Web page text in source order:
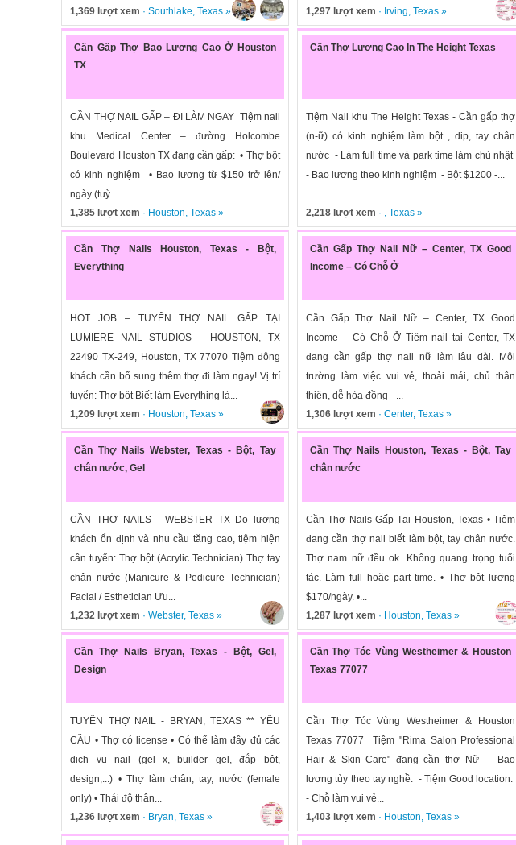
1,369 lượt xem ·Southlake,Texas »
1,297 lượt xem · Irving, Texas»
Cần Gấp Thợ Bao Lương Cao Ở Houston
TX
CẦN THỢ NAIL GẤP – ĐI LÀM NGAY Tiệm nail
khu Medical Center – đường Holcombe
Boulevard Houston TX đang cần gấp: • Thợ bột
có kinh nghiệm • Bao lương từ $150 trở lên/
ngày (tuỳ...
1,385 lượt xem · Houston,Texas »
Cần Thợ Lương Cao In The Height Texas
Tiệm Nail khu The Height Texas - Cần gấp thợ
(n-ữ) có kinh nghiệm làm bột , dip, tay chân
nước - Làm full time và park time làm chủ nhật
- Bao lương theo kinh nghiệm - Bột $1200 -...
2,218 lượt xem · , Texas»
Cần Thợ Nails Houston, Texas - Bột,
Everything
HOT JOB – TUYỂN THỢ NAIL GẤP TẠI
LUMIERE NAIL STUDIOS – HOUSTON, TX
22490 TX-249, Houston, TX 77070 Tiệm đông
khách cần bổ sung thêm thợ đi làm ngay! Vị trí
tuyển: Thợ bột Biết làm Everything là...
1,209 lượt xem · Houston,Texas »
Cần Gấp Thợ Nail Nữ – Center, TX Good
Income – Có Chỗ Ở
Cần Gấp Thợ Nail Nữ – Center, TX Good
Income – Có Chỗ Ở Tiệm nail tại Center, TX
đang cần gấp thợ nail nữ làm lâu dài. Môi
trường làm việc vui vẻ, thoải mái, chủ thân
thiện, dễ hòa đồng –...
1,306 lượt xem · Center, Texas»
Cần Thợ Nails Webster, Texas - Bột, Tay
chân nước, Gel
CẦN THỢ NAILS - WEBSTER TX Do lượng
khách ổn định và nhu cầu tăng cao, tiệm hiện
cần tuyển: Thợ bột (Acrylic Technician) Thợ tay
chân nước (Manicure & Pedicure Technician)
Facial / Esthetician Ưu...
1,232 lượt xem ·Webster,Texas »
Cần Thợ Nails Houston, Texas - Bột, Tay
chân nước
Cần Thợ Nails Gấp Tại Houston, Texas • Tiệm
đang cần thợ nail biết làm bột, tay chân nước.
Thợ nam nữ đều ok. Không quang trọng tuổi
tác. Làm full hoặc part time. • Thợ bột lương
$170/ngày. •...
1,287 lượt xem · Houston, Texas»
Cần Thợ Nails Bryan, Texas - Bột, Gel,
Design
TUYỂN THỢ NAIL - BRYAN, TEXAS ** YÊU
CẦU • Thợ có license • Có thể làm đầy đủ các
dịch vụ nail (gel x, builder gel, đắp bột,
design,...) • Thợ làm chân, tay, nước (female
only) • Thái độ thân...
1,236 lượt xem · Bryan,Texas »
Cần Thợ Tóc Vùng Westheimer & Houston
Texas 77077
Cần Thợ Tóc Vùng Westheimer & Houston
Texas 77077 Tiệm "Rima Salon Professional
Hair & Skin Care" đang cần thợ Nữ - Bao
lương tùy theo tay nghề. - Tiệm Good location.
- Chỗ làm vui vẻ...
1,403 lượt xem · Houston, Texas»